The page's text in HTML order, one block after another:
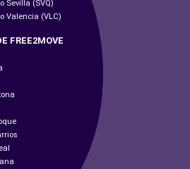
Sevilla (SVQ)
Valencia (VLC)
FREE2MOVE